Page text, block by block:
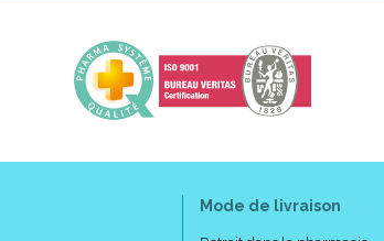
Mode de livraison